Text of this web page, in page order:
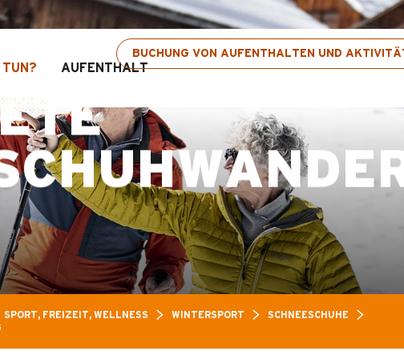
BUCHUNG VON AUFENTHALTEN UND
Bis zu 30 % Rabatt auf ausgewählte
TUN? AUFENTHALT
SPORT, FREIZEIT, WELLNESS WINTERSPORT
SCHNEESCHUHE